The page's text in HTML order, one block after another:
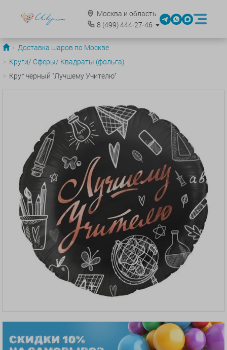
Москва и область
8 (499)444-27-46
Доставка шаров по Москве
Круги/ Сферы/ Квадраты (фольга)
Круг черный "Лучшему Учителю"